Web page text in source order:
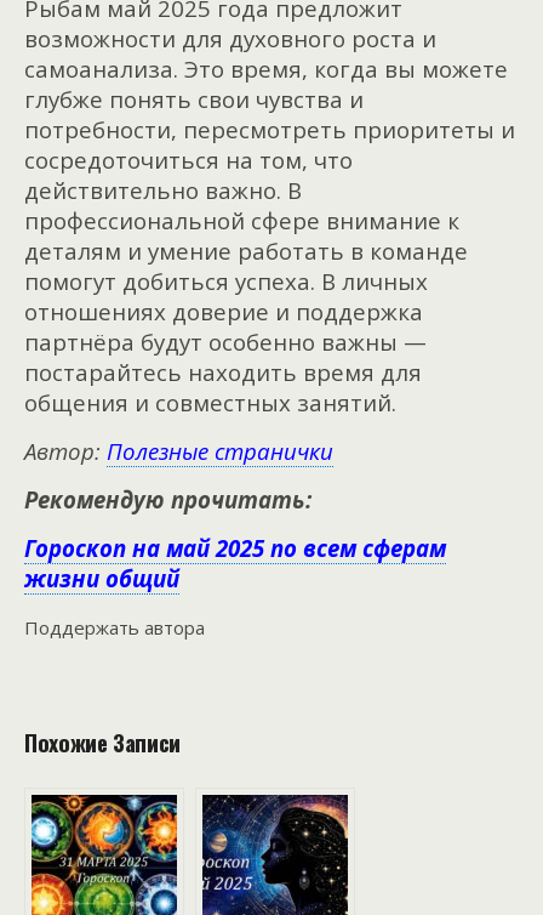
Рыбам май 2025 года предложит
возможности для духовного роста и
самоанализа. Это время, когда вы можете
глубже понять свои чувства и
потребности, пересмотреть приоритеты и
сосредоточиться на том, что
действительно важно. В
профессиональной сфере внимание к
деталям и умение работать в команде
помогут добиться успеха. В личных
отношениях доверие и поддержка
партнёра будут особенно важны —
постарайтесь находить время для
общения и совместных занятий.
Автор: Полезные странички
Рекомендую прочитать:
Гороскоп на май 2025 по всем сферам
жизни общий
Поддержать автора
Похожие Записи